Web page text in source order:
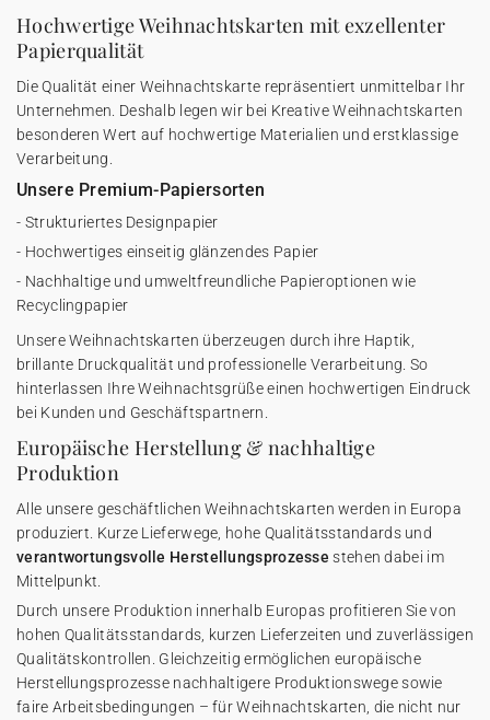
Hochwertige Weihnachtskarten mit exzellenter
Papierqualität
Die Qualität einer Weihnachtskarte repräsentiert unmittelbar Ihr
Unternehmen. Deshalb legen wir bei Kreative Weihnachtskarten
besonderen Wert auf hochwertige Materialien und erstklassige
Verarbeitung.
Unsere Premium-Papiersorten
- Strukturiertes Designpapier
- Hochwertiges einseitig glänzendes Papier
- Nachhaltige und umweltfreundliche Papieroptionen wie
Recyclingpapier
Unsere Weihnachtskarten überzeugen durch ihre Haptik,
brillante Druckqualität und professionelle Verarbeitung. So
hinterlassen Ihre Weihnachtsgrüße einen hochwertigen Eindruck
bei Kunden und Geschäftspartnern.
Europäische Herstellung & nachhaltige
Produktion
Alle unsere geschäftlichen Weihnachtskarten werden in Europa
produziert. Kurze Lieferwege, hohe Qualitätsstandards und
verantwortungsvolle Herstellungsprozesse stehen dabei im
Mittelpunkt.
Durch unsere Produktion innerhalb Europas profitieren Sie von
hohen Qualitätsstandards, kurzen Lieferzeiten und zuverlässigen
Qualitätskontrollen. Gleichzeitig ermöglichen europäische
Herstellungsprozesse nachhaltigere Produktionswege sowie
faire Arbeitsbedingungen – für Weihnachtskarten, die nicht nur